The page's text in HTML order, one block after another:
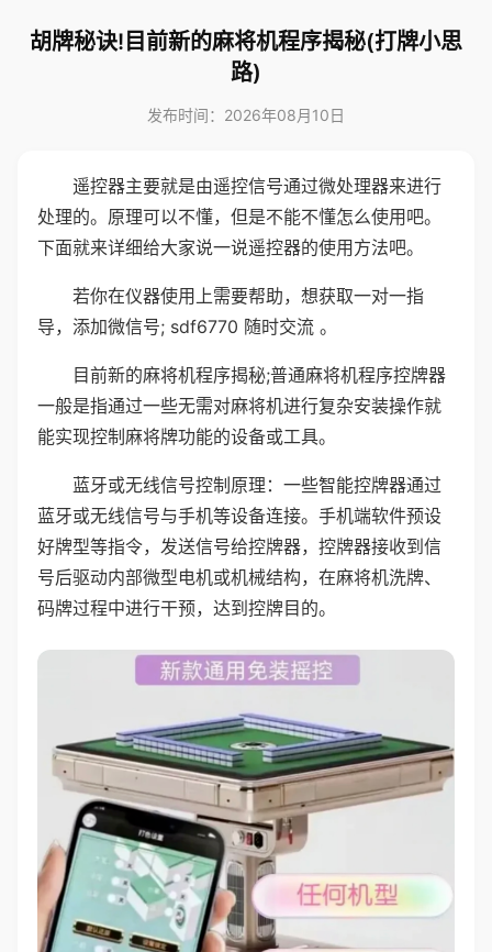
胡牌秘诀!目前新的麻将机程序揭秘(打牌小思
路)
发布时间：2026年08月10日
遥控器主要就是由遥控信号通过微处理器来进行
处理的。原理可以不懂，但是不能不懂怎么使用吧。
下面就来详细给大家说一说遥控器的使用方法吧。
若你在仪器使用上需要帮助，想获取一对一指
导，添加微信号; sdf6770 随时交流 。
目前新的麻将机程序揭秘;普通麻将机程序控牌器
一般是指通过一些无需对麻将机进行复杂安装操作就
能实现控制麻将牌功能的设备或工具。
蓝牙或无线信号控制原理：一些智能控牌器通过
蓝牙或无线信号与手机等设备连接。手机端软件预设
好牌型等指令，发送信号给控牌器，控牌器接收到信
号后驱动内部微型电机或机械结构，在麻将机洗牌、
码牌过程中进行干预，达到控牌目的。